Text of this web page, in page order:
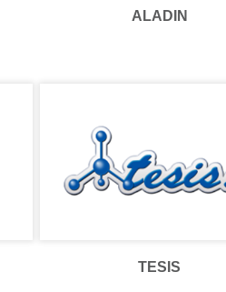
ALADIN
TESIS